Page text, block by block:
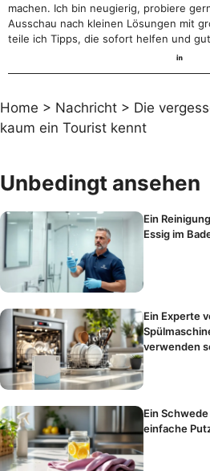
machen. Ich bin neugierig, probiere
Ausschau nach kleinen Lösungen mit
teile ich Tipps, die sofort helfen und
Home > Nachricht > Die
kaum ein Tourist kennt
Unbedingt ansehen
Ein
Essig im
Ein Experte
verwenden
Ein
einfache